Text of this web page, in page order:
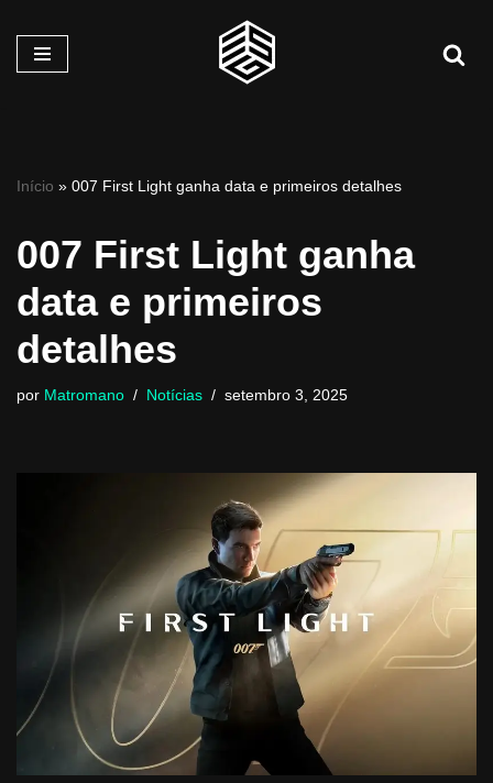
Pular
Início » 007 First Light ganha data e primeiros detalhes
007 First Light ganha
data e primeiros
detalhes
por Matromano Notícias setembro 3, 2025